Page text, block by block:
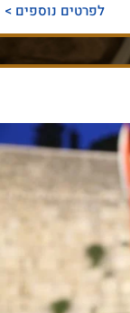
לפרטים נוספים >